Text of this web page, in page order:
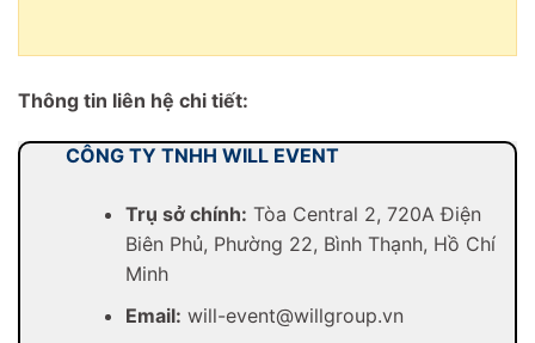
Thông tin liên hệ chi tiết:
CÔNG TY TNHH WILL EVENT
Trụ sở chính: Tòa Central 2, 720A Điện
Biên Phủ, Phường 22, Bình Thạnh, Hồ Chí
Minh
Email: will-event@willgroup.vn